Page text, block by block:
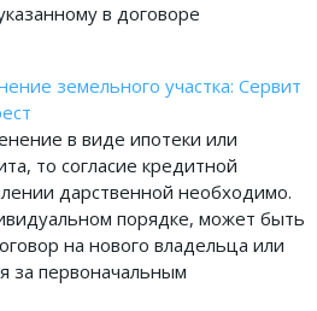
в договоре
земельного участка: Сервит
в виде ипотеки или
то согласие кредитной
дарственной необходимо.
порядке, может быть
на нового владельца или
за первоначальным